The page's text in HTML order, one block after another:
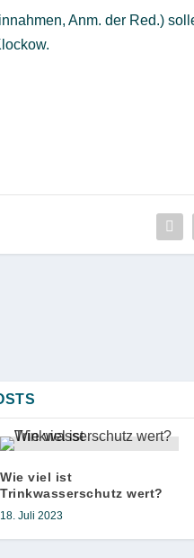
Anm. der Red.)
Wie viel ist
Trinkwasserschutz wert?
18. Juli 2023